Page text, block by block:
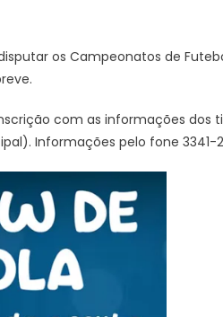
os Campeonatos de
com as informações dos
Informações pelo fone 3341-